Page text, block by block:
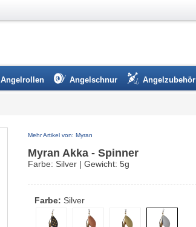
Angelrollen Angelschnur Angelzubehör
Mehr Artikel von: Myran
Myran Akka - Spinner
Farbe: Silver | Gewicht: 5g
Farbe: Silver